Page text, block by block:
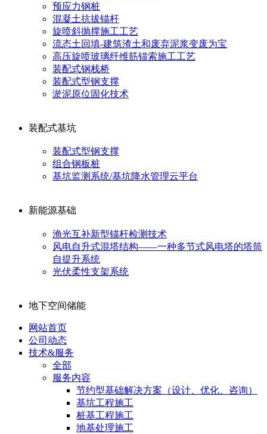
预应力钢桩
混凝土抗拔锚杆
旋喷斜抛撑施工工艺
流态土回填-建筑渣土和废弃泥浆变废为宝
高压旋喷玻璃纤维筋锚索施工工艺
装配式钢栈桥
装配式型钢支撑
淤泥原位固化技术
装配式基坑
装配式型钢支撑
组合钢板桩
基坑监测系统/基坑降水管理云平台
新能源基础
渔光互补新型锚杆检测技术
风电自升式混塔结构——一种多节式风电塔的塔筒
自提升系统
光伏柔性支架系统
地下空间储能
网站首页
公司动态
技术&服务
全部
服务内容
节约型基础解决方案（设计、优化、咨询）
基坑工程施工
桩基工程施工
地基处理施工